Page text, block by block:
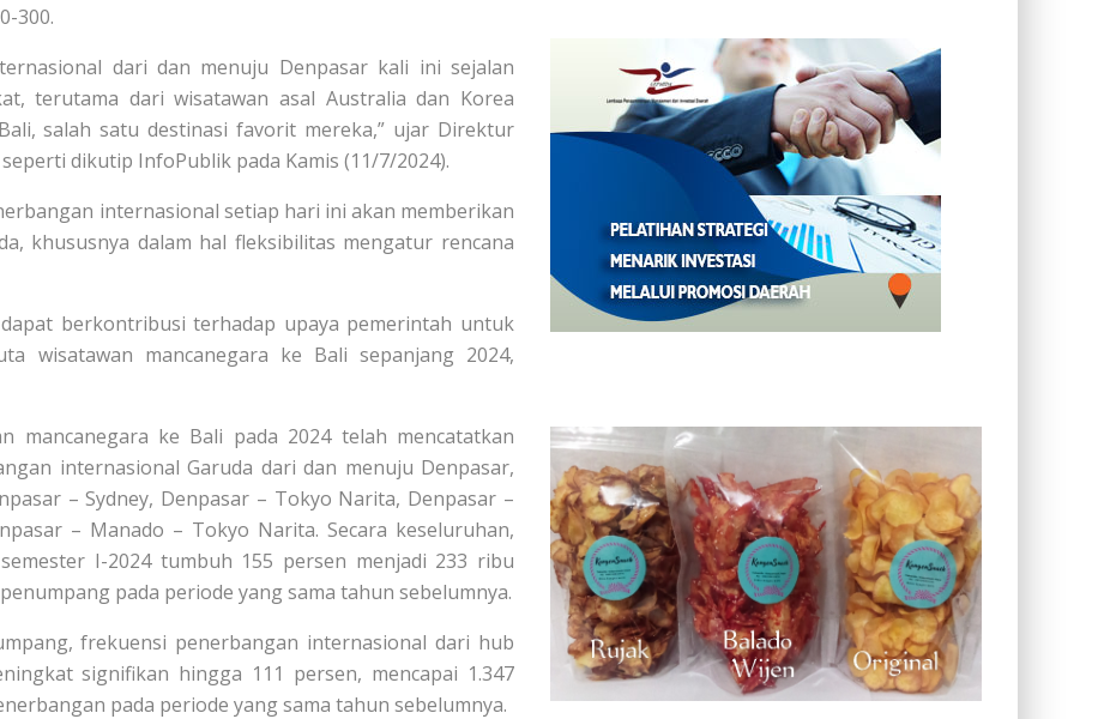
300.
dari dan menuju Denpasar kali ini sejalan
terutama dari wisatawan asal Australia dan Korea
salah satu destinasi favorit mereka,” ujar Direktur
dikutip InfoPublik pada Kamis (11/7/2024).
internasional setiap hari ini akan memberikan
khususnya dalam hal fleksibilitas mengatur rencana
berkontribusi terhadap upaya pemerintah untuk
wisatawan mancanegara ke Bali sepanjang 2024,
mancanegara ke Bali pada 2024 telah mencatatkan
internasional Garuda dari dan menuju Denpasar,
– Sydney, Denpasar – Tokyo Narita, Denpasar –
– Manado – Tokyo Narita. Secara keseluruhan,
I-2024 tumbuh 155 persen menjadi 233 ribu
pada periode yang sama tahun sebelumnya.
frekuensi penerbangan internasional dari hub
signifikan hingga 111 persen, mencapai 1.347
pada periode yang sama tahun sebelumnya.